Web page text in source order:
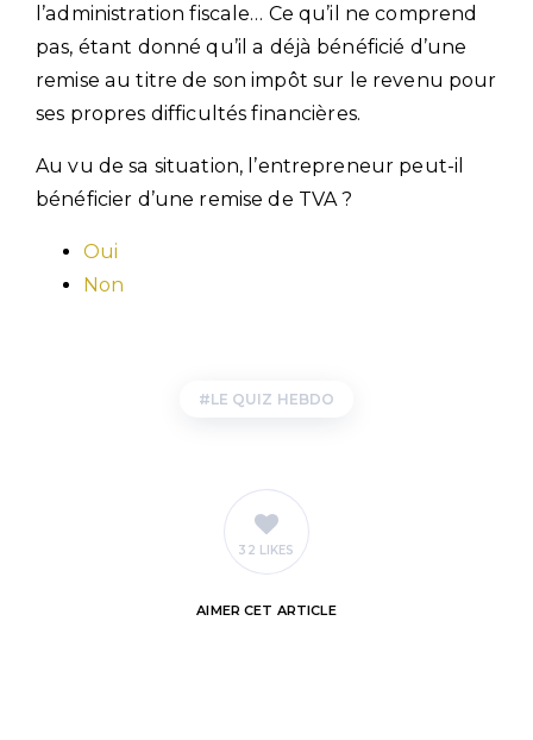
l’administration fiscale… Ce qu’il ne comprend
pas, étant donné qu’il a déjà bénéficié d’une
remise au titre de son impôt sur le revenu pour
ses propres difficultés financières.
Au vu de sa situation, l’entrepreneur peut-il
bénéficier d’une remise de TVA ?
Oui
Non
LE QUIZ HEBDO
32 LIKES
AIMER CET ARTICLE